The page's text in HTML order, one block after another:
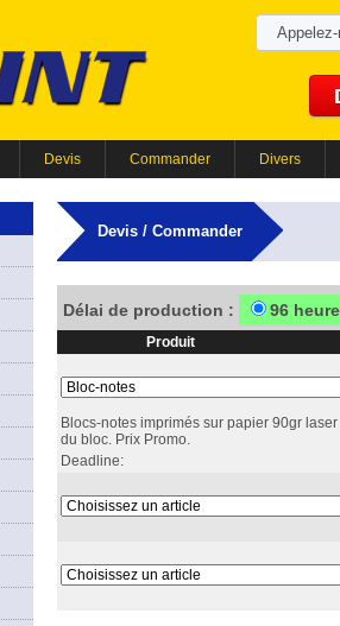
Devis Commander Divers
Devis / Commander
Délai de production : 96
Produit
Blocs-notes imprimés sur papier 90gr
du bloc. Prix Promo.
Deadline: